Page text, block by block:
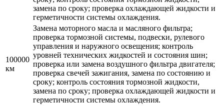
замена по сроку; проверка охлаждающей жидкости и
герметичности системы охлаждения.
100000
км
Замена моторного масла и масляного фильтра;
проверка тормозной системы, подвески, рулевого
управления и наружного освещения; контроль
уровней технических жидкостей и состояния шин;
проверка или замена воздушного фильтра двигателя;
проверка свечей зажигания, замена по состоянию и
сроку; контроль состояния тормозной жидкости,
замена по сроку; проверка охлаждающей жидкости и
герметичности системы охлаждения.